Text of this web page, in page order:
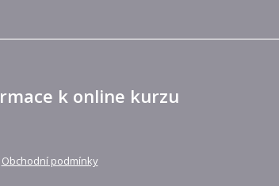
k online kurzu
Obchodní podmínky